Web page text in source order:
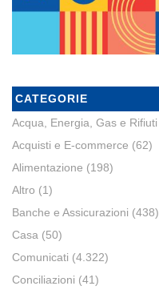
CATEGORIE
Acqua, Energia, Gas e Rifiuti
Acquisti e E-commerce (62)
Alimentazione (198)
Altro (1)
Banche e Assicurazioni (438)
Casa (50)
Comunicati (4.322)
Conciliazioni (41)